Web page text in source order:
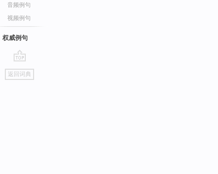
音频例句
视频例句
权威例句
go
top
返回词典